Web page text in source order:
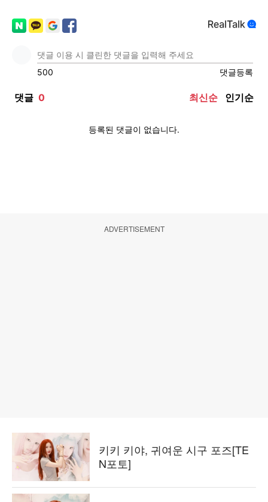
ADVERTISEMENT
키키 키야, 귀여운 시구 포즈[TE
N포토]